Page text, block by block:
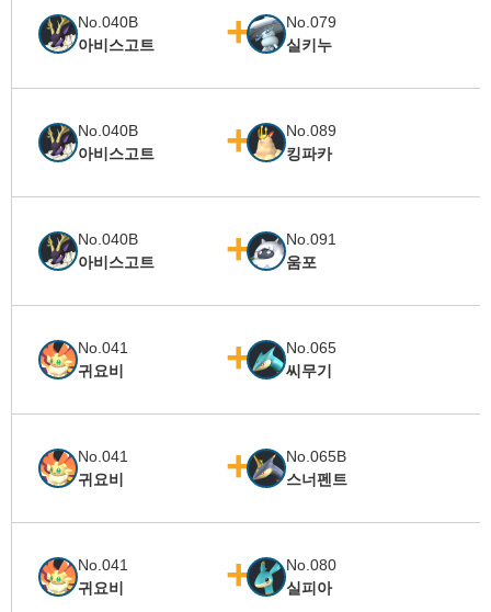
No.040B
아비스고트
No.079
실키누
No.040B
아비스고트
No.089
킹파카
No.040B
아비스고트
No.091
움포
No.041
귀요비
No.065
씨무기
No.041
귀요비
No.065B
스너펜트
No.041
귀요비
No.080
실피아